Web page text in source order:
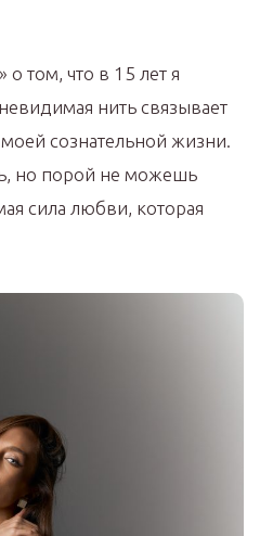
том, что в 15 лет я
нить связывает
сознательной жизни.
но порой не можешь
сила любви, которая